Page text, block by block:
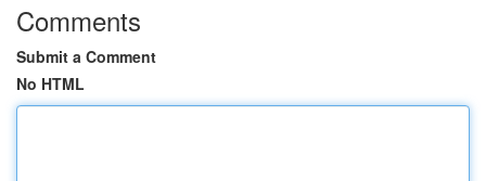
Comments
Submit a Comment
No HTML